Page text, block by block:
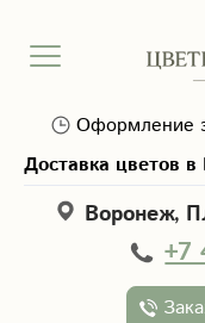
Оформление
Доставка цветов в
Воронеж,
+7